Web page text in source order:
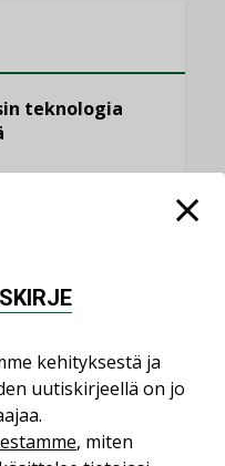
teknologia
dokumenteista
kehityksestä ja
uutiskirjeellä on jo
, miten